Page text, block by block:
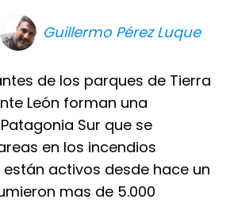
de los parques de Tierra
León forman una
Sur que se
en los incendios
activos desde hace un
mas de 5.000
Guillermo Pérez Luque